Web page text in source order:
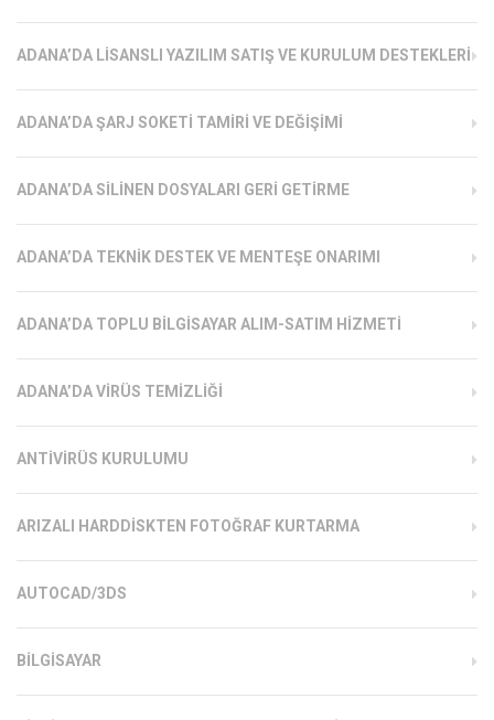
ADANA’DA LISANSLI YAZILIM SATIŞ VE KURULUM DESTEKLERI
ADANA’DA ŞARJ SOKETI TAMIRI VE DEĞIŞIMI
ADANA’DA SILINEN DOSYALARI GERI GETIRME
ADANA’DA TEKNIK DESTEK VE MENTEŞE ONARIMI
ADANA’DA TOPLU BILGISAYAR ALIM-SATIM HIZMETI
ADANA’DA VIRÜS TEMIZLIĞI
ANTIVIRÜS KURULUMU
ARIZALI HARDDISKTEN FOTOĞRAF KURTARMA
AUTOCAD/3DS
BILGISAYAR